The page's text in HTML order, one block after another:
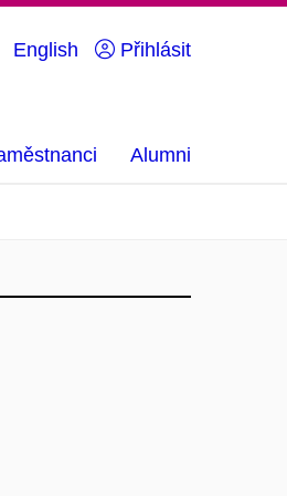
English Přihlásit
Alumni